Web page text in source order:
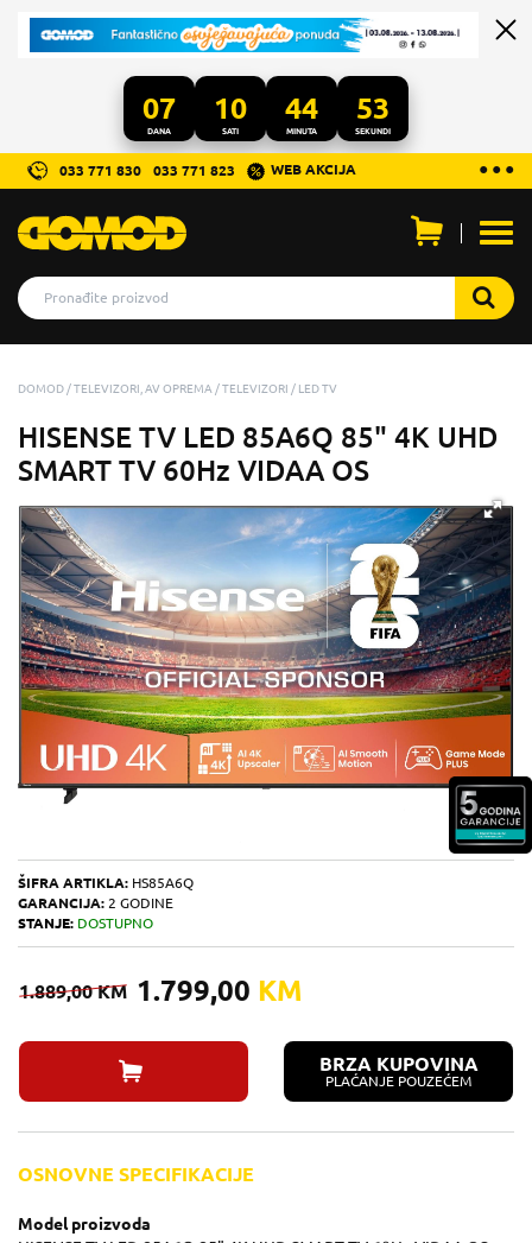
07
DANA
10
SATI
44
MINUTA
52
SEKUNDI
...
● ● ●
033 771 830 033 771 823 WEB AKCIJA
DOMOD TELEVIZORI, AV OPREMA TELEVIZORI LED TV
HISENSE TV LED 85A6Q 85" 4K UHD
SMART TV 60Hz VIDAA OS
ŠIFRA ARTIKLA: HS85A6Q
GARANCIJA: 2 GODINE
STANJE: DOSTUPNO
1.889,00KM 1.799,00 KM
BRZA KUPOVINA
PLAĆANJE POUZEĆEM
OSNOVNE SPECIFIKACIJE
Model proizvoda